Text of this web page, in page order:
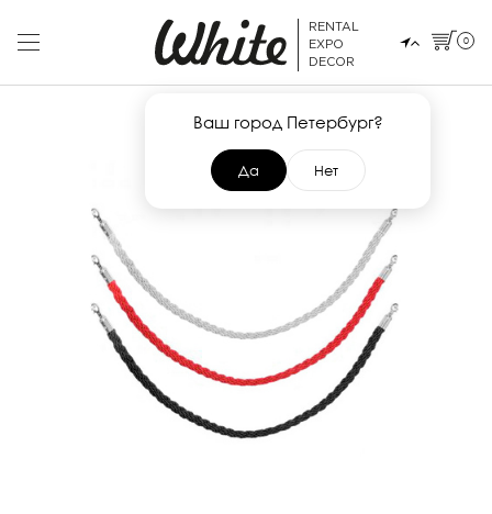
RENTAL
EXPO
DECOR
Ваш город Петербург?
Да Нет
0